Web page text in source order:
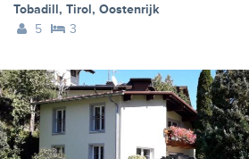
Tobadill, Tirol, Oostenrijk
5
3